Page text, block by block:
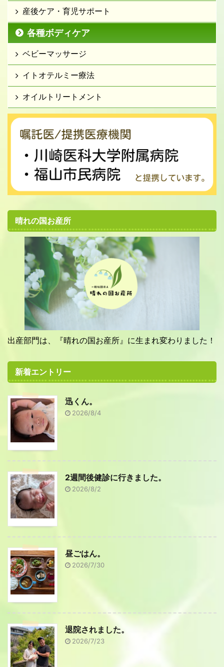
産後ケア・育児サポート
各種ボディケア
ベビーマッサージ
イトオテルミー療法
オイルトリートメント
晴れの国お産所
出産部門は、『晴れの国お産所』に生まれ変わりました！
新着エントリー
迅くん。
2026/8/4
2週間後健診に行きました。
2026/8/2
昼ごはん。
2026/7/30
退院されました。
2026/7/23